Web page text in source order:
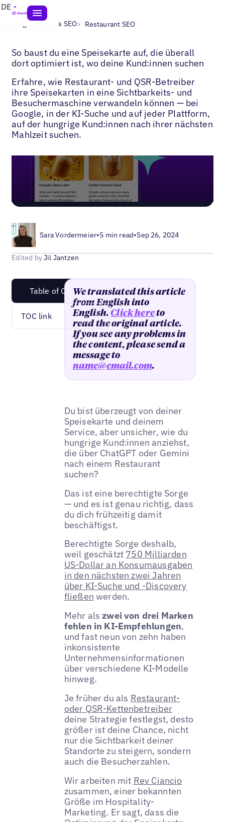
DE
Blogs> Lokales SEO> Restaurant SEO
So baust du eine Speisekarte auf, die überall
dort optimiert ist, wo deine Kund:innen suchen
Erfahre, wie Restaurant- und QSR-Betreiber
ihre Speisekarten in eine Sichtbarkeits- und
Besuchermaschine verwandeln können — bei
Google, in der KI-Suche und auf jeder Plattform,
auf der hungrige Kund:innen nach ihrer nächsten
Mahlzeit suchen.
Sara Vordermeier•5 min read•Sep 26, 2024
Edited byJil Jantzen
Table of Content
TOC link
We translated this article
from English into
English.Click hereto
read the original article.
If you see any problems in
the content, please send a
message to
name@email.com.
Du bist überzeugt von deiner
Speisekarte und deinem
Service, aber unsicher, wie du
hungrige Kund:innen anziehst,
die über ChatGPT oder Gemini
nach einem Restaurant
suchen?
Das ist eine berechtigte Sorge
— und es ist genau richtig, dass
du dich frühzeitig damit
beschäftigst.
Berechtigte Sorge deshalb,
weil geschätzt 750 Milliarden
US-Dollar an Konsumausgaben
in den nächsten zwei Jahren
über KI-Suche und -Discovery
fließen werden.
Mehr alszwei von drei Marken
fehlen in KI-Empfehlungen,
und fast neun von zehn haben
inkonsistente
Unternehmensinformationen
über verschiedene KI-Modelle
hinweg.
Je früher du als Restaurant-
oder QSR-Kettenbetreiber
deine Strategie festlegst, desto
größer ist deine Chance, nicht
nur die Sichtbarkeit deiner
Standorte zu steigern, sondern
auch die Besucherzahlen.
Wir arbeiten mit Rev Ciancio
zusammen, einer bekannten
Größe im Hospitality-
Marketing. Er sagt, dass die